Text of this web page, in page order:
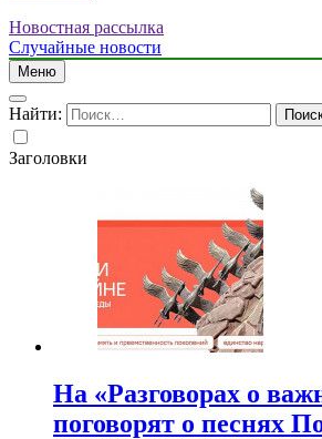
Новостная рассылка
Случайные новости
Меню
Найти:
Заголовки
На «Разговорах о
поговорят о песнях